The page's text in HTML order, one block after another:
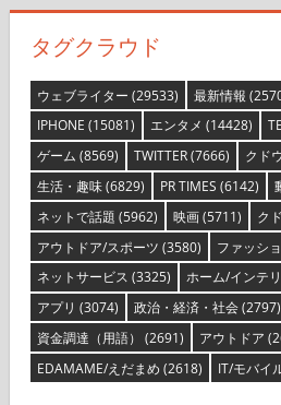
タグクラウド
ウェブライター (29533) 最新情報
IPHONE (15081) エンタメ (14428)
ゲーム (8569) TWITTER(7666) クド
生活・趣味(6829) PR TIMES (6142)
ネットで話題 (5962) 映画(5711) ク
アウトドア/スポーツ (3580) ファッシ
ネットサービス (3325) ホーム/インテ
アプリ (3074) 政治・経済・社会(2797)
資金調達（用語） (2691) アウトドア
EDAMAME/えだまめ (2618) IT/モバイ